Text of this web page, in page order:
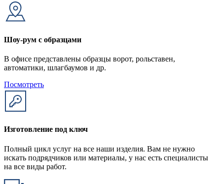
Шоу-рум с образцами
В офисе представлены образцы ворот, рольставен,
автоматики, шлагбаумов и др.
Посмотреть
Изготовление под ключ
Полный цикл услуг на все наши изделия. Вам не нужно
искать подрядчиков или материалы, у нас есть специалисты
на все виды работ.